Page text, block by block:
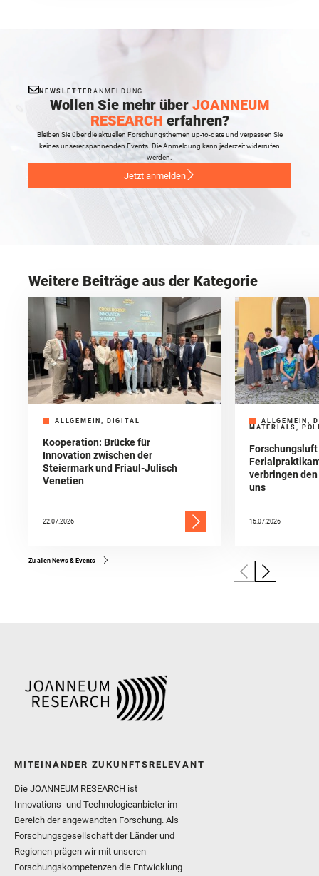
NEWSLETTER ANMELDUNG
Wollen Sie mehr über JOANNEUM
RESEARCH erfahren?
Bleiben Sie über die aktuellen Forschungsthemen up-to-date und verpassen Sie
keines unserer spannenden Events. Die Anmeldung kann jederzeit widerrufen
werden.
Jetzt anmelden
Weitere Beiträge aus der Kategorie
ALLGEMEIN, DIGITAL
Kooperation: Brücke für
Innovation zwischen der
Steiermark und Friaul-Julisch
Venetien
22.07.2026
ALLGEMEIN,
MATERIALS,
verbringen
uns
16.07.2026
Zu allen News & Events
MITEINANDER ZUKUNFTSRELEVANT
Die JOANNEUM RESEARCH ist
Innovations- und Technologieanbieter im
Bereich der angewandten Forschung. Als
Forschungsgesellschaft der Länder und
Regionen prägen wir mit unseren
Forschungskompetenzen die Entwicklung